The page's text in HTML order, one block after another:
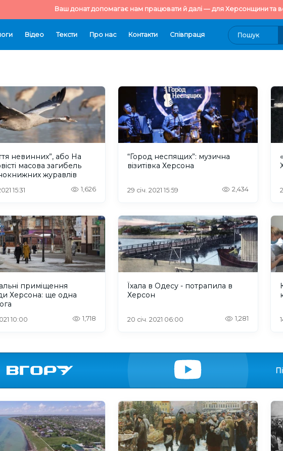
Ваш донат допомагає нам працювати й далі — для Херсонщини та
Відео Тексти Про нас Контакти Cпівпраця
невинних”, або На
масова загибель
журавлів
15:31 1,626
“Город неспящих”: музична
візитівка Херсона
29 січ. 2021 15:59 2,434
приміщення
Херсона: ще одна
10:00 1,718
Їхала в Одесу - потрапила в
Херсон
20 січ. 2021 06:00 1,281